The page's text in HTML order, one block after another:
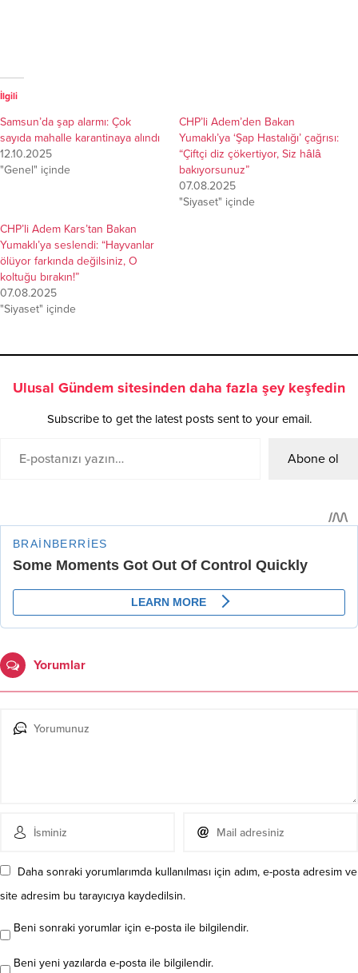
İlgili
Samsun’da şap alarmı: Çok
sayıda mahalle karantinaya alındı
12.10.2025
"Genel" içinde
CHP’li Adem’den Bakan
Yumaklı’ya ‘Şap Hastalığı’ çağrısı:
“Çiftçi diz çökertiyor, Siz hâlâ
bakıyorsunuz”
07.08.2025
"Siyaset" içinde
CHP’li Adem Kars’tan Bakan
Yumaklı’ya seslendi: “Hayvanlar
ölüyor farkında değilsiniz, O
koltuğu bırakın!”
07.08.2025
"Siyaset" içinde
Ulusal Gündem sitesinden daha fazla şey keşfedin
Subscribe to get the latest posts sent to your email.
Abone ol
Yorumlar
Daha sonraki yorumlarımda kullanılması için adım, e-posta adresim ve
site adresim bu tarayıcıya kaydedilsin.
Beni sonraki yorumlar için e-posta ile bilgilendir.
Beni yeni yazılarda e-posta ile bilgilendir.